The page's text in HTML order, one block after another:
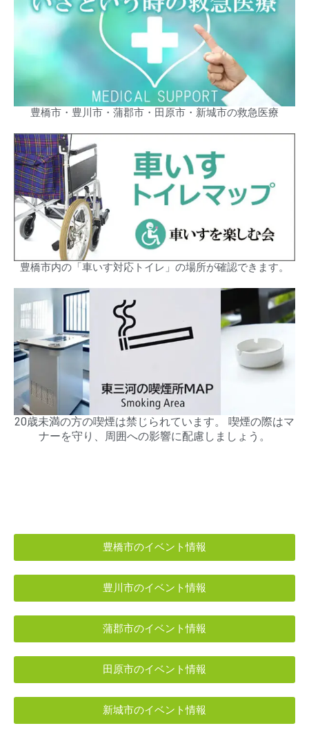
豊橋市・豊川市・蒲郡市・田原市・新城市の救急医療
豊橋市内の「車いす対応トイレ」の場所が確認できます。
20歳未満の方の喫煙は禁じられています。 喫煙の際はマ
ナーを守り、周囲への影響に配慮しましょう。
豊橋市のイベント情報
豊川市のイベント情報
蒲郡市のイベント情報
田原市のイベント情報
新城市のイベント情報